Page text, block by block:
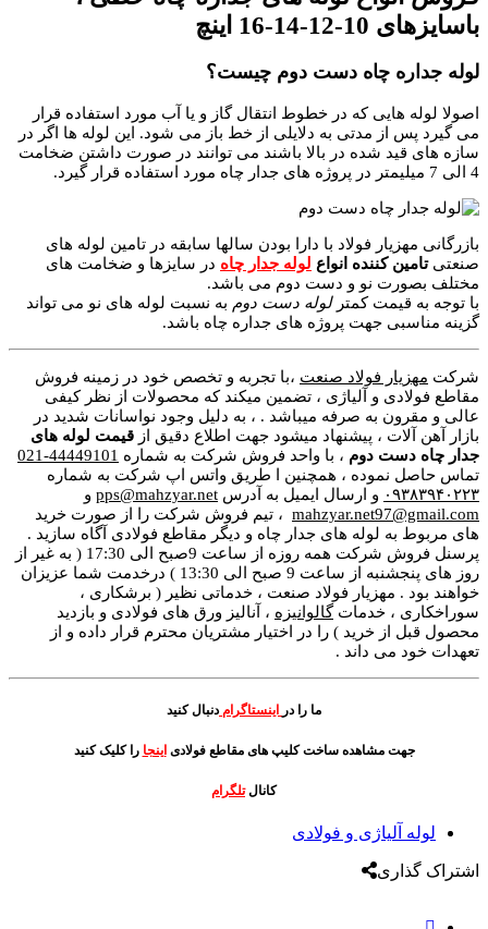
باسایزهای 10-12-14-16 اینچ
لوله جداره چاه دست دوم چیست؟
اصولا لوله هایی که در خطوط انتقال گاز و یا آب مورد استفاده قرار
می‌ گیرد پس از مدتی به دلایلی از خط باز می شود. این لوله ها اگر در
سازه های قید شده در بالا باشند می توانند در صورت داشتن ضخامت
4 الی 7 میلیمتر در پروژه های جدار چاه مورد استفاده قرار گیرد.
بازرگانی مهزیار فولاد با دارا بودن سالها سابقه در تامین لوله های
صنعتیتامین کننده انواع لوله جدار چاه در سایزها و ضخامت های
مختلف بصورت نو و دست دوم می باشد.
با توجه به قیمت کمترلوله دست دوم به نسبت لوله های نو می تواند
گزینه مناسبی جهت پروژه های جداره چاه باشد.
شرکت مهزیار فولاد صنعت ،با تجربه و تخصص خود در زمینه فروش
مقاطع فولادی و آلیاژی ، تضمین میکند که محصولات از نظر کیفی
عالی و مقرون به صرفه میباشد . ، به دلیل وجود نواسانات شدید در
بازار آهن آلات ، پیشنهاد میشود جهت اطلاع دقیق از قیمت لوله های
جدار چاه دست دوم ، با واحد فروش شرکت به شماره 44449101-021
تماس حاصل نموده ، همچنین ا طریق واتس اپ شرکت به شماره
۰۹۳۸۳۹۴۰۲۲۳ و ارسال ایمیل به آدرس pps@mahzyar.net و
mahzyar.net97@gmail.com ، تیم فروش شرکت را از صورت خرید
های مربوط به لوله های جدار چاه و دیگر مقاطع فولادی آگاه سازید .
پرسنل فروش شرکت همه روزه از ساعت 9صبح الی 17:30 ( به غیر از
روز های پنجشنبه از ساعت 9 صبح الی 13:30 ) درخدمت شما عزیزان
خواهند بود . مهزیار فولاد صنعت ، خدماتی نظیر ( برشکاری ،
سوراخکاری ، خدماتگالوانیزه ، آنالیز ورق های فولادی و بازدید
محصول قبل از خرید ) را در اختیار مشتریان محترم قرار داده و از
تعهدات خود می داند .
ما را در اینستاگرامدنبال کنید
جهت مشاهده ساخت کلیپ های مقاطع فولادی اینجا را کلیک کنید
کانال تلگرام
لوله آلیاژی و فولادی
اشتراک گذاری